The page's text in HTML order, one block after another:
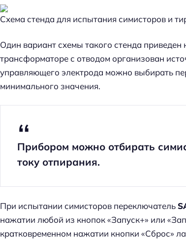
Схема стенда для испытания симисторов и
Один вариант схемы такого стенда приведен
трансформаторе с отводом организован
управляющего электрода можно выбирать
минимального значения.
Прибором можно отбирать
току отпирания.
При испытании симисторов переключатель
нажатии любой из кнопок «Запуск+» или
кратковременном нажатии кнопки «Сброс»